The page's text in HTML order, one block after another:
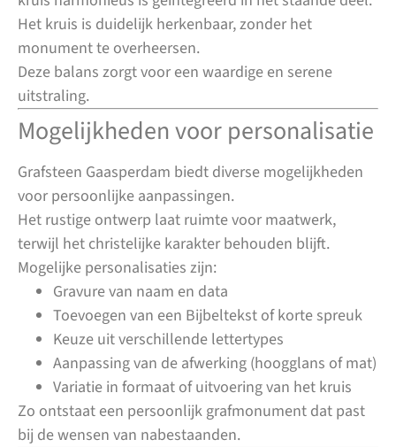
Het kruis is duidelijk herkenbaar, zonder het
monument te overheersen.
Deze balans zorgt voor een waardige en serene
uitstraling.
Mogelijkheden voor personalisatie
Grafsteen Gaasperdam biedt diverse mogelijkheden
voor persoonlijke aanpassingen.
Het rustige ontwerp laat ruimte voor maatwerk,
terwijl het christelijke karakter behouden blijft.
Mogelijke personalisaties zijn:
Gravure van naam en data
Toevoegen van een Bijbeltekst of korte spreuk
Keuze uit verschillende lettertypes
Aanpassing van de afwerking (hoogglans of mat)
Variatie in formaat of uitvoering van het kruis
Zo ontstaat een persoonlijk grafmonument dat past
bij de wensen van nabestaanden.